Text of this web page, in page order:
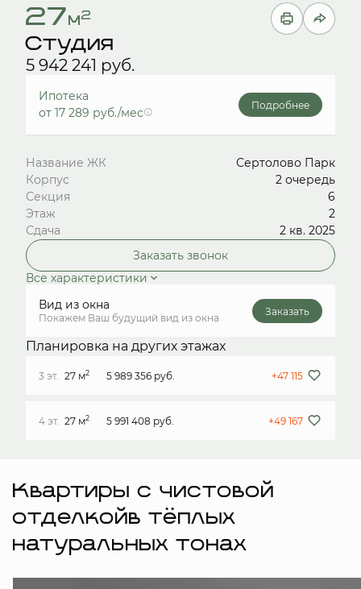
27м2
Студия
5 942 241 руб.
Ипотека
от 17 289 руб./мес
Подробнее
Название ЖК
Сертолово Парк
Корпус
2 очередь
Секция
6
Этаж
2
Сдача
2 кв. 2025
Заказать звонок
Все характеристики
Вид из окна
Покажем Ваш будущий вид из окна
Заказать
Планировка на других этажах
3 эт. 27 м2 5 989 356 руб. +47 115
4 эт. 27 м2 5 991 408 руб. +49 167
Квартиры с чистовой
отделкойв тёплых
натуральных тонах